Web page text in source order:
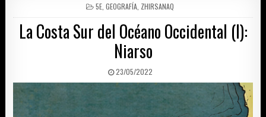
POSTED
IN
5E GEOGRAFÍA ZHIRSANAQ
La Costa Sur del Océano Occidental (I):
Niarso
PUBLISHED
DATE:
23/05/2022